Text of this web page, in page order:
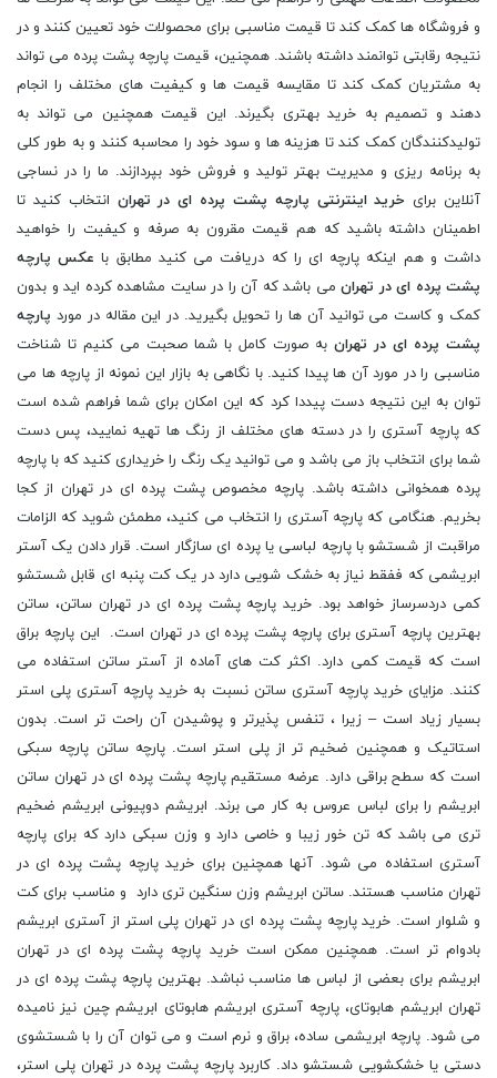
و فروشگاه ها کمک کند تا قیمت مناسبی برای محصولات خود تعیین کنند و در
نتیجه رقابتی توانمند داشته باشند. همچنین، قیمت پارچه پشت پرده می تواند
به مشتریان کمک کند تا مقایسه قیمت ها و کیفیت های مختلف را انجام
دهند و تصمیم به خرید بهتری بگیرند. این قیمت همچنین می تواند به
تولیدکنندگان کمک کند تا هزینه ها و سود خود را محاسبه کنند و به طور کلی
به برنامه ریزی و مدیریت بهتر تولید و فروش خود بپردازند. ما را در نساجی
آنلاین برای خرید اینترنتی پارچه پشت پرده ای در تهران انتخاب کنید تا
اطمینان داشته باشید که هم قیمت مقرون به صرفه و کیفیت را خواهید
داشت و هم اینکه پارچه ای را که دریافت می کنید مطابق با عکس پارچه
پشت پرده ای در تهران می باشد که آن را در سایت مشاهده کرده اید و بدون
کمک و کاست می توانید آن ها را تحویل بگیرید. در این مقاله در مورد پارچه
پشت پرده ای در تهران به صورت کامل با شما صحبت می کنیم تا شناخت
مناسبی را در مورد آن ها پیدا کنید. با نگاهی به بازار این نمونه از پارچه ها می
توان به این نتیجه دست پیددا کرد که این امکان برای شما فراهم شده است
که پارچه آستری را در دسته های مختلف از رنگ ها تهیه نمایید، پس دست
شما برای انتخاب باز می باشد و می توانید یک رنگ را خریداری کنید که با پارچه
پرده همخوانی داشته باشد. پارچه مخصوص پشت پرده ای در تهران از کجا
بخریم. هنگامی که پارچه آستری را انتخاب می کنید، مطمئن شوید که الزامات
مراقبت از شستشو با پارچه لباسی یا پرده ای سازگار است. قرار دادن یک آستر
ابریشمی که ففقط نیاز به خشک شویی دارد در یک کت پنبه ای قابل شستشو
کمی دردسرساز خواهد بود. خرید پارچه پشت پرده ای در تهران ساتن، ساتن
بهترین پارچه آستری برای پارچه پشت پرده ای در تهران است. این پارچه براق
است که قیمت کمی دارد. اکثر کت های آماده از آستر ساتن استفاده می
کنند. مزایای خرید پارچه آستری ساتن نسبت به خرید پارچه آستری پلی استر
بسیار زیاد است – زیرا ، تنفس پذیرتر و پوشیدن آن راحت تر است. بدون
استاتیک و همچنین ضخیم تر از پلی استر است. پارچه ساتن پارچه سبکی
است که سطح براقی دارد. عرضه مستقیم پارچه پشت پرده ای در تهران ساتن
ابریشم را برای لباس عروس به کار می برند. ابریشم دوپیونی ابریشم ضخیم
تری می باشد که تن خور زیبا و خاصی دارد و وزن سبکی دارد که برای پارچه
آستری استفاده می شود. آنها همچنین برای خرید پارچه پشت پرده ای در
تهران مناسب هستند. ساتن ابریشم وزن سنگین تری دارد و مناسب برای کت
و شلوار است. خرید پارچه پشت پرده ای در تهران پلی استر از آستری ابریشم
بادوام تر است. همچنین ممکن است خرید پارچه پشت پرده ای در تهران
ابریشم برای بعضی از لباس ها مناسب نباشد. بهترین پارچه پشت پرده ای در
تهران ابریشم هابوتای، پارچه آستری ابریشم هابوتای ابریشم چین نیز نامیده
می شود. پارچه ابریشمی ساده، براق و نرم است و می توان آن را با شستشوی
دستی یا خشکشویی شستشو داد. کاربرد پارچه پشت پرده در تهران پلی استر،